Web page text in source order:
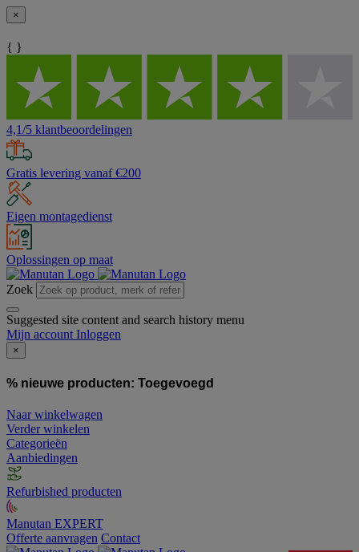
×
{ }
4,1/5 klantbeoordelingen
Gratis levering vanaf €200
Eigen montagedienst
Oplossingen op maat
Zoek
Suggested site content and search history menu
Mijn account Inloggen
×
% nieuwe producten: Toegevoegd
Naar winkelwagen
Verder winkelen
Categorieën
Aanbiedingen
Refurbished producten
Manutan EXPERT
Offerte aanvragen Contact